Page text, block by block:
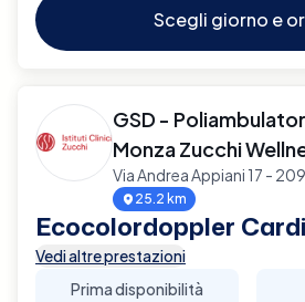
Scegli giorno e
GSD -
Monza Zucchi
Via Andrea Appiani 17 -
25.2 km
Ecocolordoppler
Vedi altre prestazioni
Prima disponibilità